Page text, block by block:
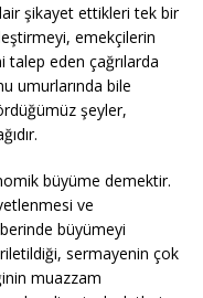
şikayet ettikleri tek bir
emekçilerin
talep eden çağrılarda
umurlarında bile
şeyler,
büyüme demektir.
ve
büyümeyi
sermayenin çok
muazzam